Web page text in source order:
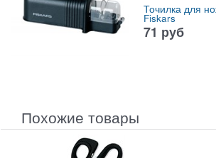
Точилка для
Fiskars
71 руб
Похожие товары